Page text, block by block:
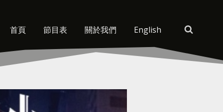
首頁 節目表 關於我們 English